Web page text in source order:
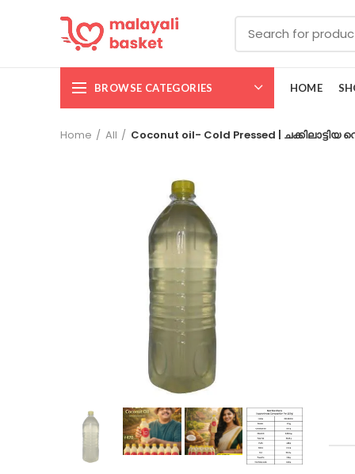
BROWSE CATEGORIES HOME
Home All Coconut oil- Cold Pressed | ചക്കിലാട്ടിയ